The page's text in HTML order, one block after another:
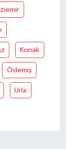
Konak
Ödemiş
Urla